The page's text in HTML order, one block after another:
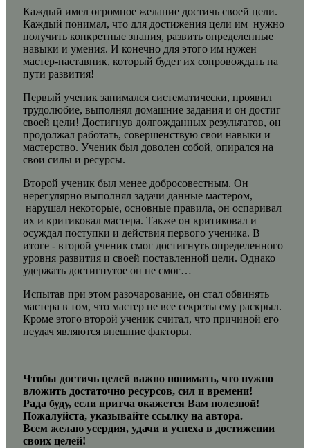
Каждый имел огромное желание достичь своей цели.
Каждый понимал, что для достижения цели им нужно
получить конкретные знания, развить определенные
навыки и умения. И конечно для этого им нужен
мастер-наставник, который будет их сопровождать на
пути развития!
Первый ученик занимался систематически, проявил
трудолюбие, выполнял домашние задания и он достиг
своей цели! Достигнув долгожданных результатов, он
продолжал работать, совершенствую свои навыки и
мастерство. Ученик был доволен собой, опирался на
свои силы и ресурсы.
Второй ученик был менее добросовестным. Он
нерегулярно выполнял задачи данные мастером,
нарушал некоторые, основные правила, он оспаривал
их и критиковал мастера. Также он критиковал и
осуждал поступки и действия первого ученика. В
итоге - второй ученик смог достигнуть определенного
уровня развития и своей поставленной цели. Однако
удержать достигнутое он не смог…
Испытав при этом разочарование, он стал обвинять
мастера в том, что мастер не все секреты ему раскрыл.
Кроме этого второй ученик считал, что причиной его
неудач являются внешние факторы.
Чтобы достичь целей важно понимать, что нужно
вложить достаточно ресурсов, сил и времени!
Рада буду, если притча окажется Вам полезной!
Пожалуйста, указывайте ссылку на автора.
Всем желаю усердия, удачи и успеха в достижении
своих целей!